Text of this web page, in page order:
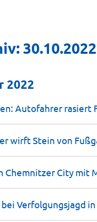
30.10.2022
2022
Autofahrer rasiert
wirft Stein von
Chemnitzer City mit
Verfolgungsjagd in